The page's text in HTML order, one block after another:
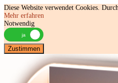
Diese Website verwendet Cookies.
Mehr erfahren
Notwendig
Zustimmen